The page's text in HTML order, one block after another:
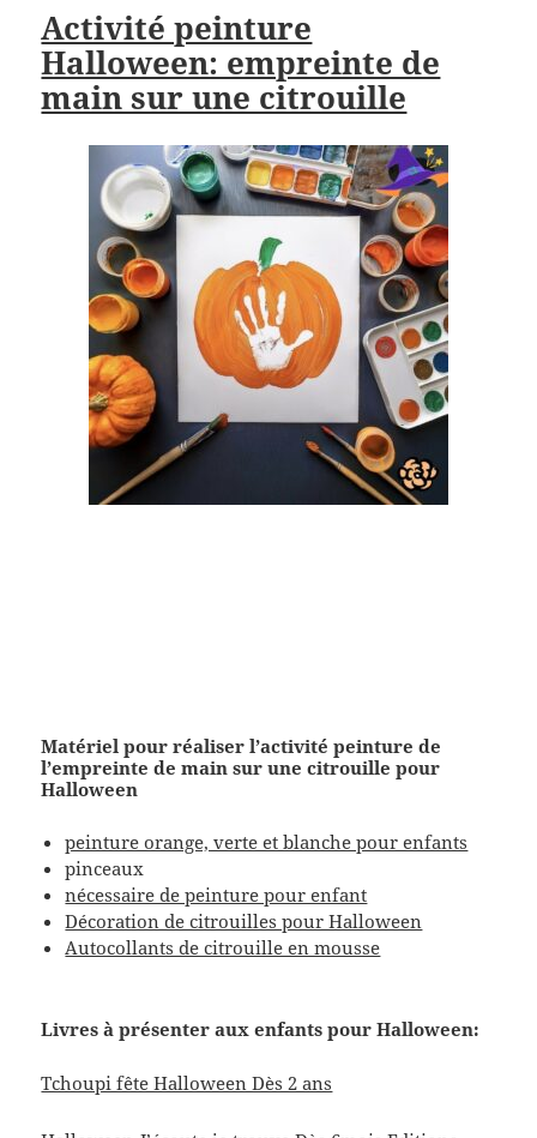
Activité peinture
Halloween: empreinte de
main sur une citrouille
Matériel pour réaliser l’activité peinture de
l’empreinte de main sur une citrouille pour
Halloween
peinture orange, verte et blanche pour enfants
pinceaux
nécessaire de peinture pour enfant
Décoration de citrouilles pour Halloween
Autocollants de citrouille en mousse
Livres à présenter aux enfants pour Halloween:
Tchoupi fête Halloween Dès 2 ans